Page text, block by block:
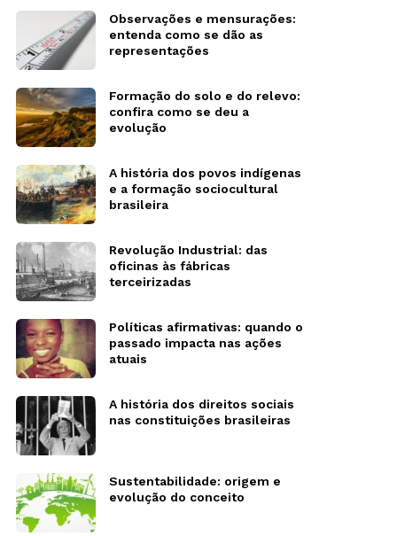
Observações e mensurações:
entenda como se dão as
representações
Formação do solo e do relevo:
confira como se deu a
evolução
A história dos povos indígenas
e a formação sociocultural
brasileira
Revolução Industrial: das
oficinas às fábricas
terceirizadas
Políticas afirmativas: quando o
passado impacta nas ações
atuais
A história dos direitos sociais
nas constituições brasileiras
Sustentabilidade: origem e
evolução do conceito